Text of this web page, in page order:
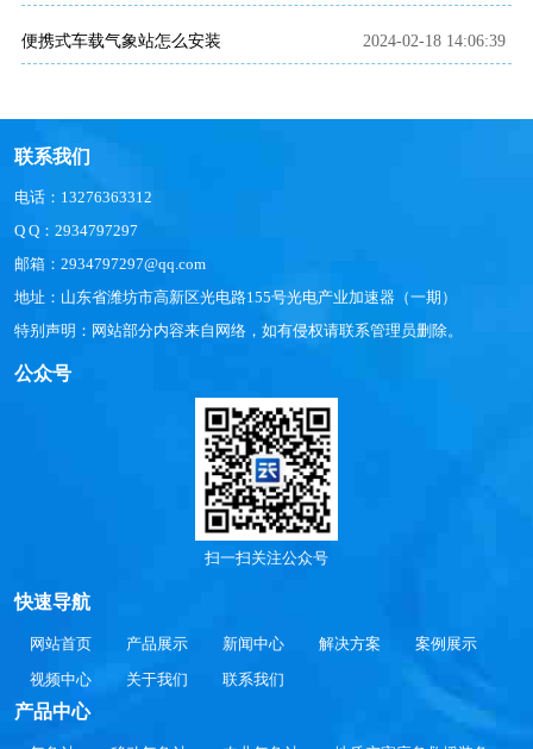
便携式车载气象站怎么安装 2024-02-18 14:06:39
联系我们
电话：13276363312
Q Q：2934797297
邮箱：2934797297@qq.com
地址：山东省潍坊市高新区光电路155号光电产业加速器（一期）
特别声明：网站部分内容来自网络，如有侵权请联系管理员删除。
公众号
扫一扫关注公众号
快速导航
网站首页 产品展示 新闻中心 解决方案
案例展示
视频中心
关于我们 联系我们
产品中心